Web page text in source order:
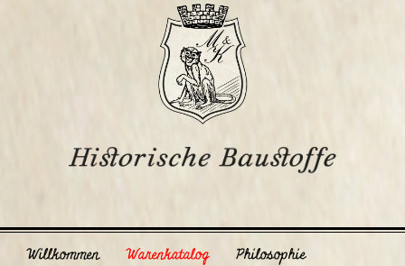
Willkommen Warenkatalog
Philosophie